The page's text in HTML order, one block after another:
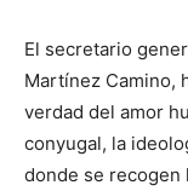
El secretario
Martínez Camino,
verdad del amor
conyugal, la
donde se recogen